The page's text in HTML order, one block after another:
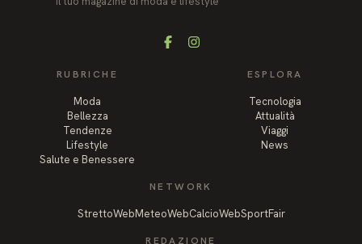
FacebookInstagram
RUBRICHE
Moda
Bellezza
Tendenze
Lifestyle
Salute e Benessere
ESPLORA
Tecnologia
Attualità
Viaggi
News
NETWORK
StrettoWebMeteoWebCalcioWebSportFair
REDAZIONE